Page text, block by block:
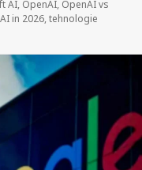
AI, OpenAI, OpenAI vs
in 2026,tehnologie
cursa AI in 2026? OpenAI